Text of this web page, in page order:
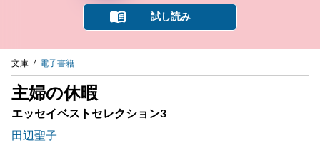
試し読み
文庫 電子書籍
主婦の休暇
エッセイベストセレクション3
田辺聖子